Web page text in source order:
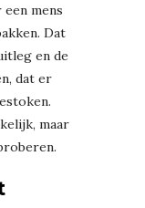
mens
Dat
en de
dat er
maar